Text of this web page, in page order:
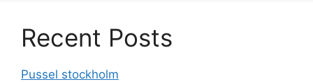
Recent Posts
Pussel stockholm